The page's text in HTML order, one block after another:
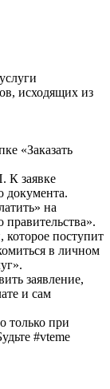
исходящих из
«Заказать
К заявке
документа.
на
которое поступит
в личном
заявление,
и сам
только при
#vteme